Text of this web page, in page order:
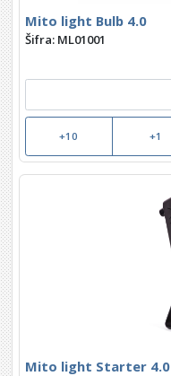
Mito light Bulb 4.0
Šifra: ML01001
+10 +1
Mito light Starter 4.0